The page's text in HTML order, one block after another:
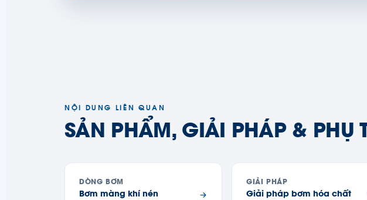
NỘI DUNG LIÊN QUAN
SẢN PHẨM, GIẢI PHÁP & PHỤ
DÒNG BƠM
Bơm màng khí nén
GIẢI PHÁP
Giải pháp bơm hóa chất